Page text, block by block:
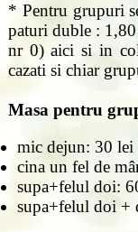
* Pentru grupuri
paturi duble :
nr 0) aici si in
cazati si chiar
Masa pentru
mic dejun: 30 lei
cina un fel de
supa+felul doi:
supa+felul doi +